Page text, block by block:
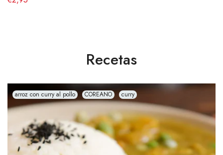
Recetas
arroz con curry al pollo COREANO curry